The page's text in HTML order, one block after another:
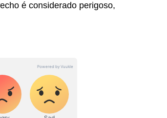
é considerado perigoso,